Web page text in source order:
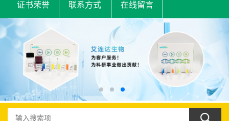
证书荣誉 联系方式 在线留言